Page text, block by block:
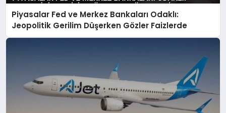
Piyasalar Fed ve Merkez Bankaları Odaklı:
Jeopolitik Gerilim Düşerken Gözler Faizlerde